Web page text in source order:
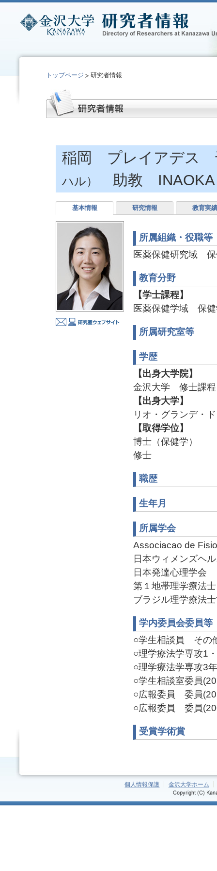
トップページ 研究者情報
稲岡 プレイアデ
ハル） 助教
基本情報 研究情報 教育実績
所属組織・役職等
医薬保健研究域
教育分野
【学士課程】
医薬保健学域 保
所属研究室等
学歴
【出身大学院】
金沢大学 修士課
【出身大学】
リオ・グランデ
【取得学位】
博士（保健学）
修士
職歴
生年月
所属学会
Associacao de
日本ウィメンズヘ
日本発達心理学会
第１地帯理学療法
ブラジル理学療法
学内委員会委員等
○学生相談員 その
○理学療法学専攻1
○理学療法学専攻3
○学生相談室委員
○広報委員 委員
○広報委員 委員
受賞学術賞
個人情報保護 金沢大学ホーム